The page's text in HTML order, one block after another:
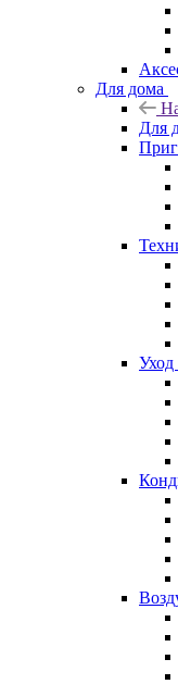
Для дома
Для
Уход